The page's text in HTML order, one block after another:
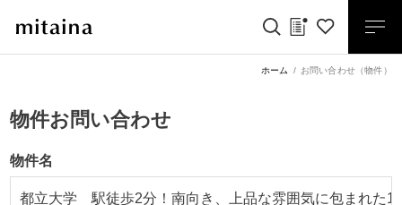
ホーム お問い合わせ（物件）
物件お問い合わせ
物件名